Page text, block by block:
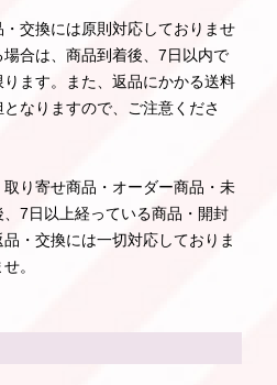
交換には原則対応しておりませ
合は、商品到着後、7日以内で
ます。また、返品にかかる送料
なりますので、ご注意くださ
り寄せ商品・オーダー商品・未
7日以上経っている商品・開封
・交換には一切対応しておりま
。